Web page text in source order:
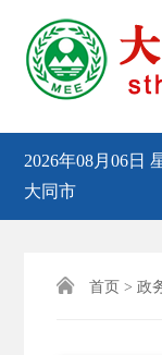
2026年08月06日
大同市
 首页 > 政